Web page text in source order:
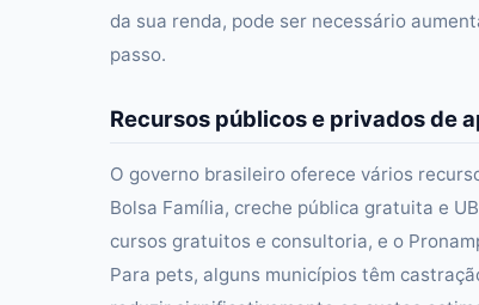
da sua renda, pode ser necessário
passo.
Recursos públicos e privados de
O governo brasileiro oferece vários
Bolsa Família, creche pública gratuita e
cursos gratuitos e consultoria, e o
Para pets, alguns municípios têm